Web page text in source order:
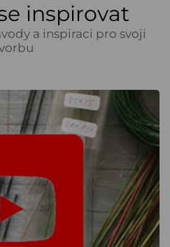
inspirovat
a inspiraci pro svoji